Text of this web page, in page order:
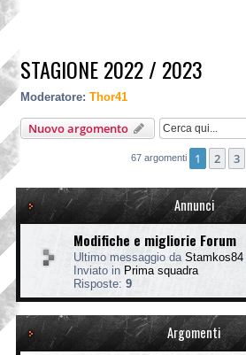
STAGIONE 2022 / 2023
Moderatore: Thor41
Nuovo argomento
67 argomenti 1 2 3
Annunci
Modifiche e migliorie Forum
Ultimo messaggio da Stamkos84
Inviato in Prima squadra
Risposte: 9
Argomenti